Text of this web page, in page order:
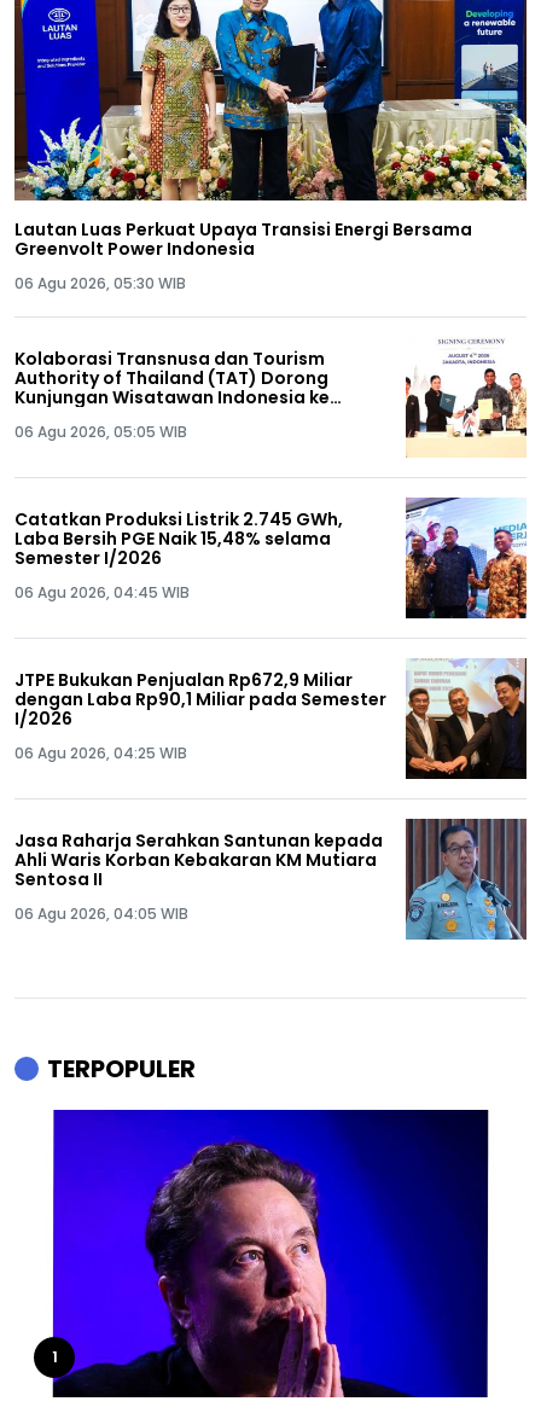
Lautan Luas Perkuat Upaya Transisi Energi Bersama
Greenvolt Power Indonesia
06 Agu 2026, 05:30 WIB
Kolaborasi Transnusa dan Tourism
Authority of Thailand (TAT) Dorong
Kunjungan Wisatawan Indonesia ke
06 Agu 2026, 05:05 WIB
Catatkan Produksi Listrik 2.745 GWh,
Laba Bersih PGE Naik 15,48% selama
Semester I/2026
06 Agu 2026, 04:45 WIB
JTPE Bukukan Penjualan Rp672,9 Miliar
dengan Laba Rp90,1 Miliar pada Semester
I/2026
06 Agu 2026, 04:25 WIB
Jasa Raharja Serahkan Santunan kepada
Ahli Waris Korban Kebakaran KM Mutiara
Sentosa II
06 Agu 2026, 04:05 WIB
TERPOPULER
1